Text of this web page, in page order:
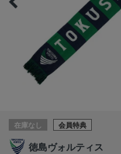
在庫なし 会員特典
徳島ヴォルティス